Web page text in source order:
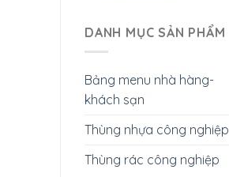
DANH MỤC SẢN PHẨM
Bảng menu nhà hàng-
khách sạn
Thùng nhựa công nghiệp
Thùng rác công nghiệp